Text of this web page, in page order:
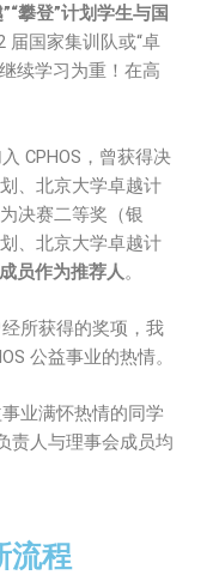
攀登”计划学生与国
届国家集训队或“卓
续学习为重！在高
CPHOS，曾获得决
、北京大学卓越计
决赛二等奖（银
、北京大学卓越计
员作为推荐人。
经所获得的奖项，我
公益事业的热情。
业满怀热情的同学
责人与理事会成员均
流程